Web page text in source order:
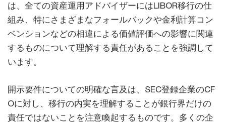
は、全ての資産運用アドバイザーにはLIBOR移行の仕
組み、特にさまざまなフォールバックや金利計算コン
ベンションなどの相違による価値評価への影響に関連
するものについて理解する責任があることを強調して
います。
開示要件についての明確な言及は、SEC登録企業のCF
Oに対し、移行の内実を理解することが銀行界だけの
責任ではないことを注意喚起するものです。多くの企